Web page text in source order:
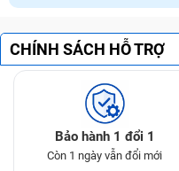
CHÍNH SÁCH HỖ TRỢ
Bảo hành 1 đổi 1
Còn 1 ngày vẫn đổi mới